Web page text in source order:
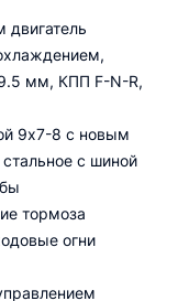
двигатель
мм, КПП F-N-R,
9х7-8 с новым
с шиной
тормоза
огни